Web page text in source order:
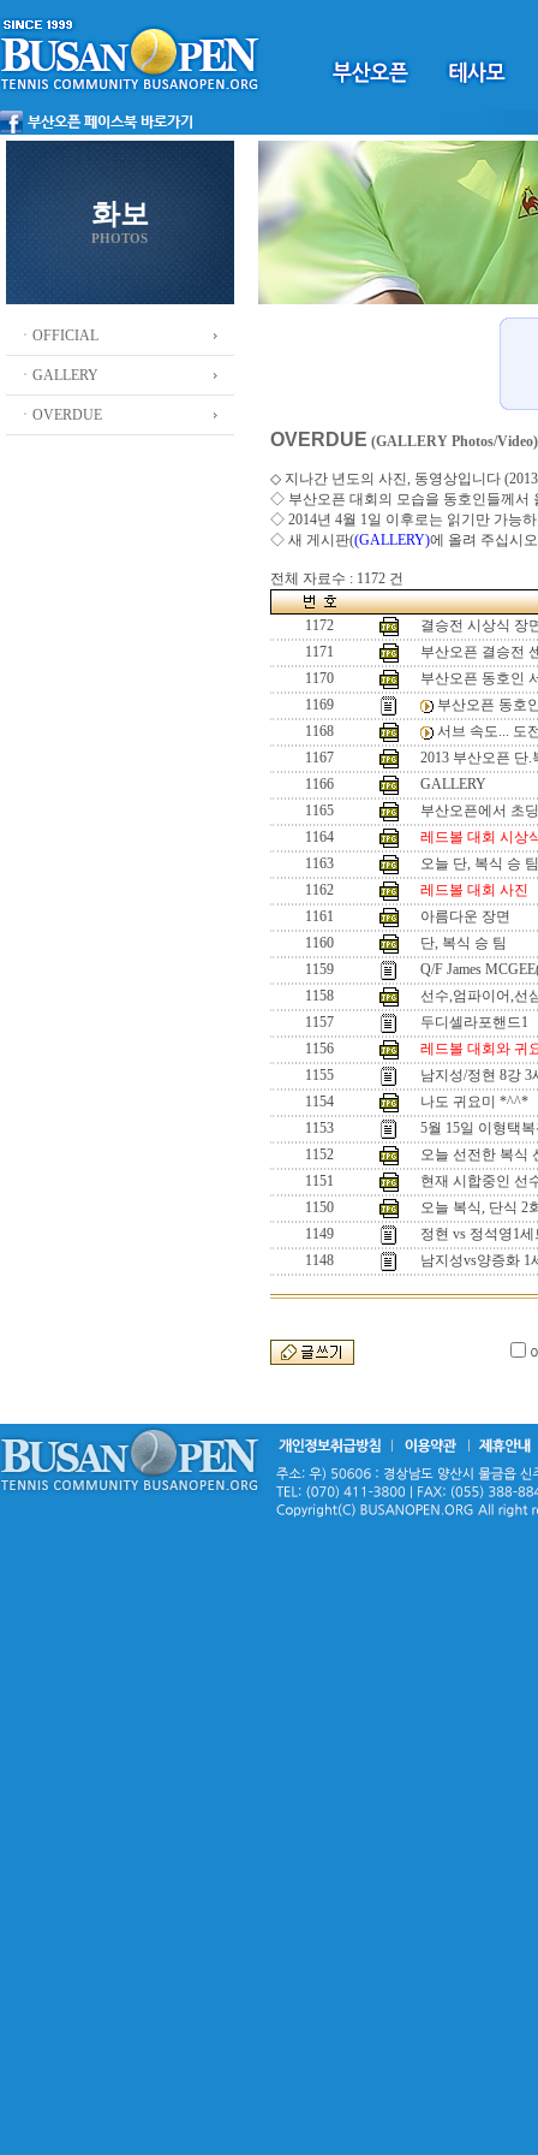
화보
PHOTOS
ㆍOFFICIAL
ㆍGALLERY
ㆍOVERDUE
OVERDUE (GALLERY Photos/Video)
◇ 지나간 년도의 사진, 동영상입니다
◇ 부산오픈 대회의 모습을 동호인들께서
◇ 2014년 4월 1일 이후로는 읽기만 가능
◇ 새 게시판((GALLERY)에 올려 주십시오
전체 자료수 : 1172 건
1172
결승전 시상식 장
1171
부산오픈 결승전
1170
부산오픈 동호인
1169
부산오픈 동호
1168
서브 속도... 도
1167
2013 부산오픈 단
1166
GALLERY
1165
부산오픈에서 초
1164
레드볼 대회 시상
1163
오늘 단, 복식 승 팀
1162
레드볼 대회 사진
1161
아름다운 장면
1160
단, 복식 승 팀
1159
Q/F James
1158
선수,엄파이어,선
1157
두디셀라포핸드1
1156
레드볼 대회와 귀
1155
남지성/정현 8강 3
1154
나도 귀요미 *^^*
1153
5월 15일 이형택
1152
오늘 선전한 복식
1151
현재 시합중인 선
1150
오늘 복식, 단식 2
1149
정현 vs 정석영1
1148
남지성vs양증화 1